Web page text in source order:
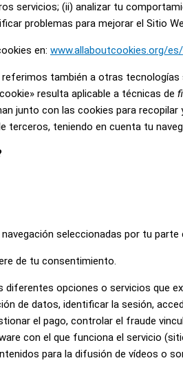
servicios; (ii) analizar tu
problemas para mejorar el Sitio
en: www.allaboutcookies.org/es/
referimos también a otras
resulta aplicable a técnicas de
junto con las cookies para
terceros, teniendo en cuenta tu
seleccionadas por tu parte
de tu consentimiento.
diferentes opciones o servicios que
de datos, identificar la sesión,
el pago, controlar el fraude
con el que funciona el servicio
para la difusión de vídeos o